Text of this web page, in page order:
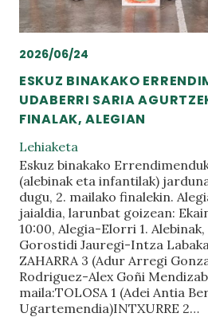
2026/06/24
ESKUZ BINAKAKO
UDABERRI SARIA
FINALAK, ALEGIAN
Lehiaketa
Eskuz binakako
(alebinak eta infantilak)
dugu, 2. mailako finalekin.
jaialdia, larunbat goizean:
10:00, Alegia-Elorri 1.
Gorostidi Jauregi-Intza
ZAHARRA 3 (Adur Arregi
Rodriguez-Alex Goñi
maila:TOLOSA 1 (Adei Antia
Ugartemendia)INTXURRE 2…